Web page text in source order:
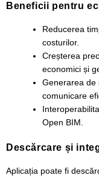
Beneficii pentru
Reducerea
costurilor.
Creșterea
economici și
Generarea de
comunicare
Open BIM.
Descărcare și
Aplicația poate fi